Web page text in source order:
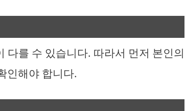
다를 수 있습니다. 따라서 먼저 본인의
인해야 합니다.